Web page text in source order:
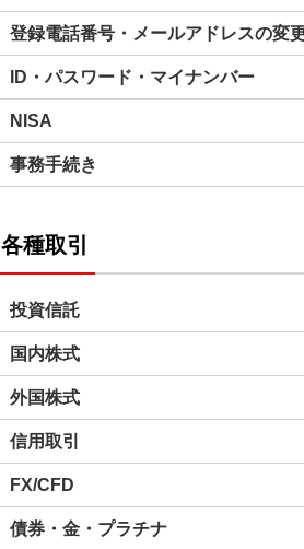
登録電話番号・メールアドレスの変
ID・パスワード・マイナンバー
NISA
事務手続き
各種取引
投資信託
国内株式
外国株式
信用取引
FX/CFD
債券・金・プラチナ